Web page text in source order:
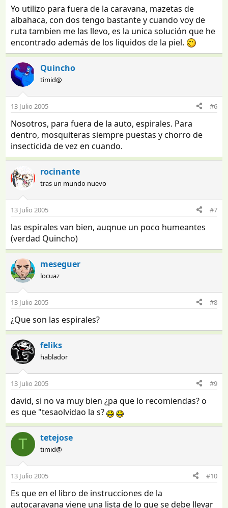
Yo utilizo para fuera de la caravana, mazetas de
albahaca, con dos tengo bastante y cuando voy de
ruta tambien me las llevo, es la unica solución que he
encontrado además de los liquidos de la piel.
Quincho
timid@
13 Julio 2005 #6
Nosotros, para fuera de la auto, espirales. Para
dentro, mosquiteras siempre puestas y chorro de
insecticida de vez en cuando.
rocinante
tras un mundo nuevo
13 Julio 2005 #7
las espirales van bien, auqnue un poco humeantes
(verdad Quincho)
meseguer
locuaz
13 Julio 2005 #8
¿Que son las espirales?
feliks
hablador
13 Julio 2005 #9
david, si no va muy bien ¿pa que lo recomiendas? o
es que "tesaolvidao la s?
T tetejose
timid@
13 Julio 2005 #10
Es que en el libro de instrucciones de la
autocaravana viene una lista de lo que se debe llevar